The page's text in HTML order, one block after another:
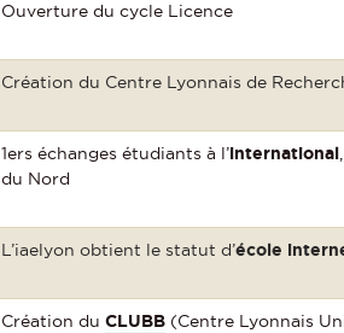
Ouverture du cycle Licence
Création du Centre Lyonnais de
1ers échanges étudiants à l’international
du Nord
L’iaelyon obtient le statut d’école
Création duCLUBB (Centre Lyonnais